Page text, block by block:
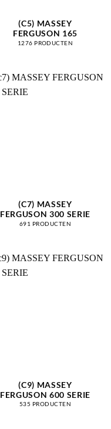
(C5) MASSEY
FERGUSON 165
1276 PRODUCTEN
(C7) MASSEY
FERGUSON 300 SERIE
691 PRODUCTEN
(C9) MASSEY
FERGUSON 600 SERIE
535 PRODUCTEN